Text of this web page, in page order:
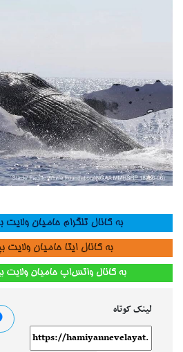
لینک کوتاه